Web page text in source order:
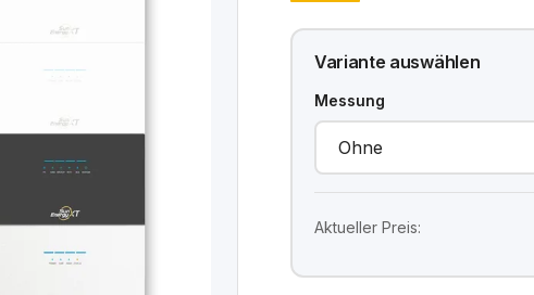
Variante auswählen
Messung
Aktueller Preis: